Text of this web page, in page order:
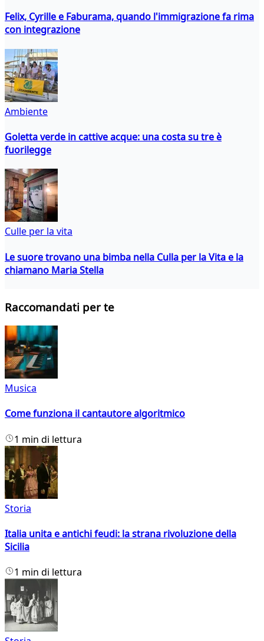
Felix, Cyrille e Faburama, quando l'immigrazione fa rima
con integrazione
Ambiente
Goletta verde in cattive acque: una costa su tre è
fuorilegge
Culle per la vita
Le suore trovano una bimba nella Culla per la Vita e la
chiamano Maria Stella
Raccomandati per te
Musica
Come funziona il cantautore algoritmico
1 min di lettura
Storia
Italia unita e antichi feudi: la strana rivoluzione della
Sicilia
1 min di lettura